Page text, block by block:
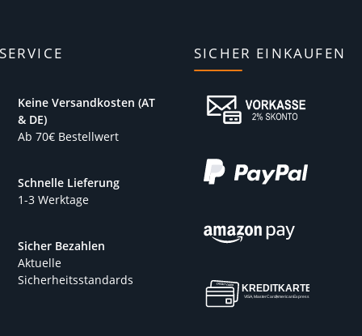
Keine Versandkosten (AT
& DE)
Ab 70€ Bestellwert
Schnelle Lieferung
1-3 Werktage
Sicher Bezahlen
Aktuelle
Sicherheitsstandards
SICHER EINKAUFEN